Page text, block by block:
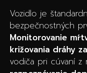
Vozidlo je
bezpečnostných
Monitorovanie
križovania dráhy
vodiča pri cúvaní z